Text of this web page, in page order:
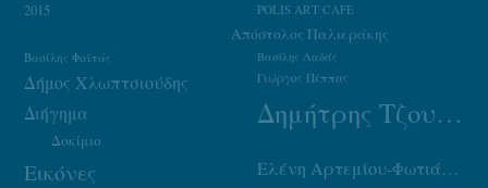
2015 POLIS ART CAFE
Απόστολος Παλιεράκης
Βασίλης Λαδάς
Βασίλης Φαϊτάς
Γιώργος Πέππας
Δήμος Χλωπτσιούδης
Δημήτρης Τζουμάκας
Διήγημα
Δοκίμιο
Εικόνες Ελένη Αρτεμίου-Φωτιάδου